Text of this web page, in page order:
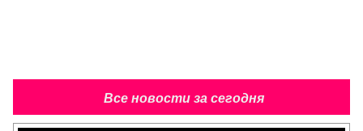
Все новости за сегодня